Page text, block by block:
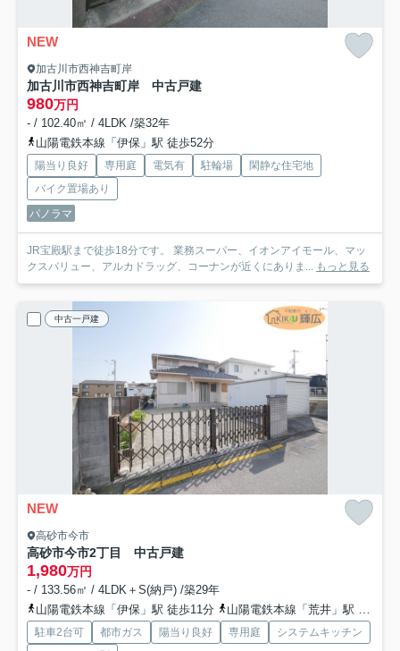
NEW
加古川市西神吉町岸
加古川市西神吉町岸 中古戸建
980万円
- / 102.40㎡ / 4LDK /築32年
山陽電鉄本線「伊保」駅 徒歩52分
陽当り良好 専用庭 電気有 駐輪場
閑静な住宅地
バイク置場あり
パノラマ
JR宝殿駅まで徒歩18分です。 業務スーパー、イオンアイモール、マッ
クスバリュー、アルカドラッグ、コーナンが近くにありま... もっと見る
中古一戸建
NEW
高砂市今市
高砂市今市2丁目 中古戸建
1,980万円
- / 133.56㎡ / 4LDK＋S(納戸) /築29年
山陽電鉄本線「伊保」駅 徒歩11分
山陽電鉄本線「荒井」駅 徒歩20分
駐車2台可 都市ガス 陽当り良好 専用庭
システムキッチン